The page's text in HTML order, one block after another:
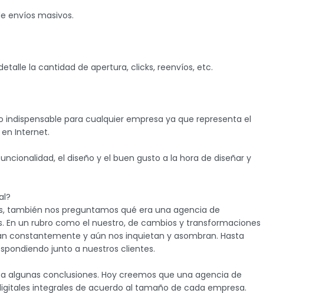
envíos masivos.
la cantidad de apertura, clicks, reenvíos, etc.
para cualquier empresa ya que representa el
Internet.
el diseño y el buen gusto a la hora de diseñar y
también nos preguntamos qué era una agencia de
En un rubro como el nuestro, de cambios y transformaciones
constantemente y aún nos inquietan y asombran. Hasta
junto a nuestros clientes.
algunas conclusiones. Hoy creemos que una agencia de
integrales de acuerdo al tamaño de cada empresa.